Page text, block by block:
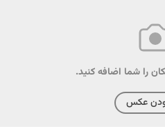
را شما اضافه کنید.
عکس